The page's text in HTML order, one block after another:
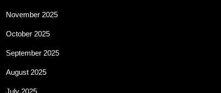
November 2025
October 2025
September 2025
August 2025
July 2025